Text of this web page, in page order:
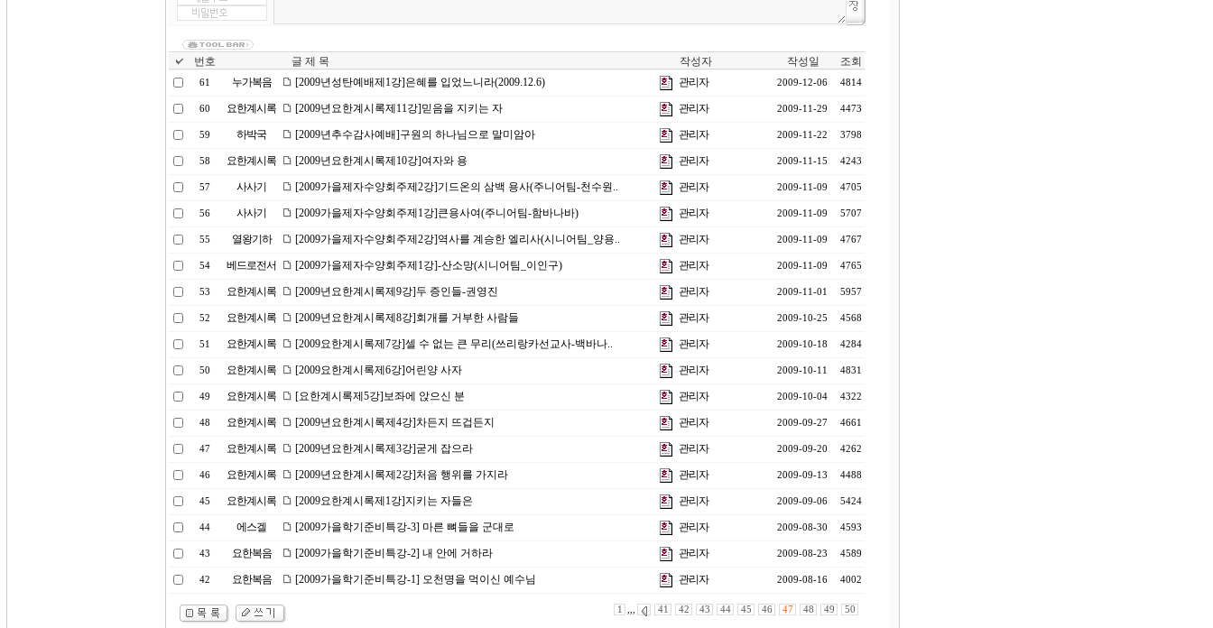
번호 글 제 목 작성자 작성일 조회
61 누가복음 [2009년성탄예배제1강]은혜를 입었느니라(2009.12.6) 관리자 2009-12-06 4814
60 요한계시록 [2009년요한계시록제11강]믿음을 지키는 자 관리자 2009-11-29 4473
59 하박국 [2009년추수감사예배]구원의 하나님으로 말미암아 관리자 2009-11-22 3798
58 요한계시록 [2009년요한계시록제10강]여자와 용 관리자 2009-11-15 4243
57 사사기 [2009가을제자수양회주제2강]기드온의 삼백 용사(주니어팀-천수원.. 관리자 2009-11-09 4705
56 사사기 [2009가을제자수양회주제1강]큰용사여(주니어팀-함바나바) 관리자 2009-11-09 5707
55 열왕기하 [2009가을제자수양회주제2강]역사를 계승한 엘리사(시니어팀_양용.. 관리자 2009-11-09 4767
54 베드로전서 [2009가을제자수양회주제1강]-산소망(시니어팀_이인구) 관리자 2009-11-09 4765
53 요한계시록 [2009년요한계시록제9강]두 증인들-권영진 관리자 2009-11-01 5957
52 요한계시록 [2009년요한계시록제8강]회개를 거부한 사람들 관리자 2009-10-25 4568
51 요한계시록 [2009요한계시록제7강]셀 수 없는 큰 무리(쓰리랑카선교사-백바나.. 관리자 2009-10-18 4284
50 요한계시록 [2009요한계시록제6강]어린양 사자 관리자 2009-10-11 4831
49 요한계시록 [요한계시록제5강]보좌에 앉으신 분 관리자 2009-10-04 4322
48 요한계시록 [2009년요한계시록제4강]차든지 뜨겁든지 관리자 2009-09-27 4661
47 요한계시록 [2009년요한계시록제3강]굳게 잡으라 관리자 2009-09-20 4262
46 요한계시록 [2009년요한계시록제2강]처음 행위를 가지라 관리자 2009-09-13 4488
45 요한계시록 [2009요한계시록제1강]지키는 자들은 관리자 2009-09-06 5424
44 에스겔 [2009가을학기준비특강-3] 마른 뼈들을 군대로 관리자 2009-08-30 4593
43 요한복음 [2009가을학기준비특강-2] 내 안에 거하라 관리자 2009-08-23 4589
42 요한복음 [2009가을학기준비특강-1] 오천명을 먹이신 예수님 관리자 2009-08-16 4002
1 ,,, 41 42 43 44 45 46 47 48 49 50